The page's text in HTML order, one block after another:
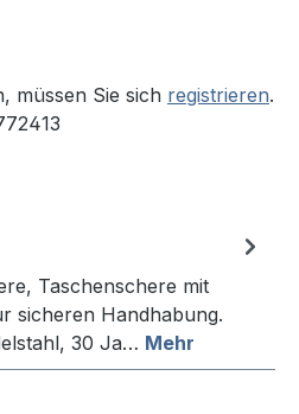
müssen Sie sich registrieren.
Taschenschere mit
sicheren Handhabung.
30 Ja… Mehr